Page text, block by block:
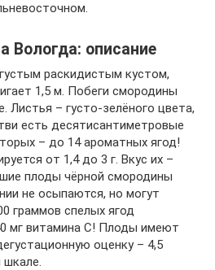
Вологда: описание
раскидистым кустом,
1,5 м. Побеги смородины
Листья – густо-зелёного цвета,
есть десятисантиметровые
– до 14 ароматных ягод!
от 1,4 до 3 г. Вкус их –
плоды чёрной смородины
не осыпаются, но могут
граммов спелых ягод
мг витамина С! Плоды имеют
оценку – 4,5
шкале.